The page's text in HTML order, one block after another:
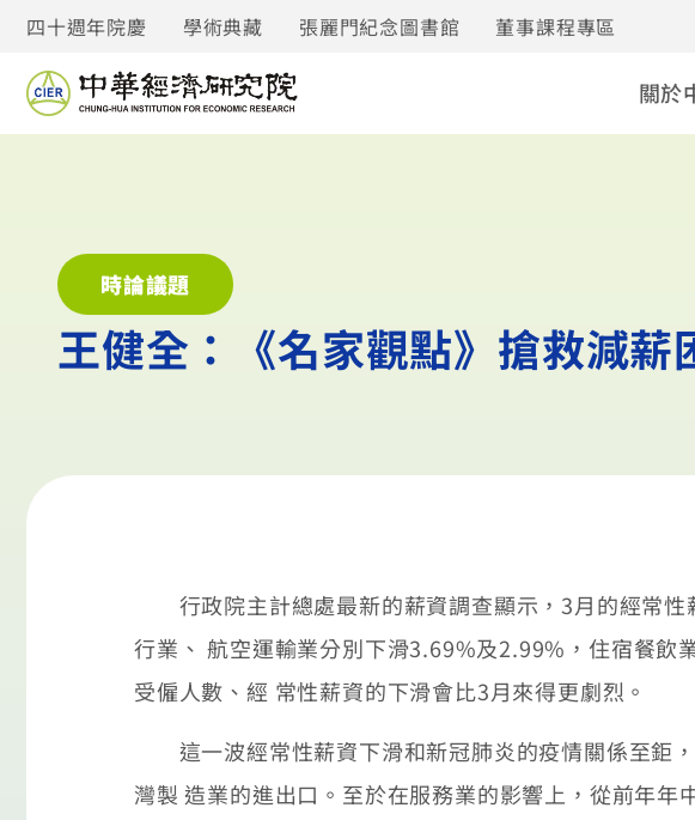
四十週年院慶 學術典藏 張麗門紀念圖書館 董事課程專區
關於
時論議題
王健全：《名家觀點》搶救減薪
行政院主計總處最新的薪資調查顯示，3月的經常性
行業、 航空運輸業分別下滑3.69%及2.99%，住宿餐飲
受僱人數、經 常性薪資的下滑會比3月來得更劇烈。
這一波經常性薪資下滑和新冠肺炎的疫情關係至鉅
灣製 造業的進出口。至於在服務業的影響上，從前年